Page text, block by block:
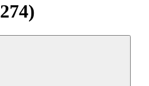
274)